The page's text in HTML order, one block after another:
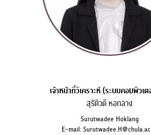
เจ้าหน้าที่วิเคราะห์ (ระบบคอมพิวเ
สุรัติวดี หอกลาง
Surutwadee Hoklang
E-mail: